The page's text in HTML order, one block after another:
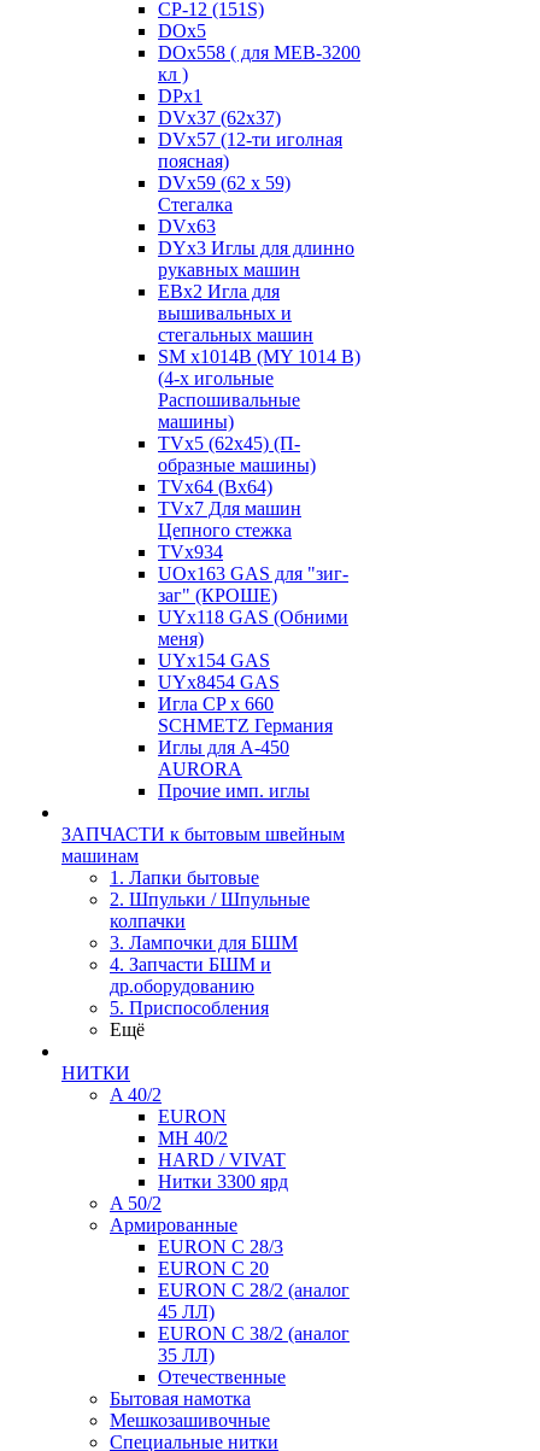
CP-12 (151S)
DOx5
DOx558 ( для MEB-3200
кл )
DPx1
DVx37 (62x37)
DVx57 (12-ти иголная
поясная)
DVx59 (62 x 59)
Стегалка
DVx63
DYx3 Иглы для длинно
рукавных машин
EBx2 Игла для
вышивальных и
стегальных машин
SM x1014B (MY 1014 B)
(4-х игольные
Распошивальные
машины)
TVх5 (62х45) (П-
образные машины)
TVх64 (Вх64)
TVх7 Для машин
Цепного стежка
TVх934
UOx163 GAS для "зиг-
заг" (КРОШЕ)
UYx118 GAS (Обними
меня)
UYx154 GAS
UYx8454 GAS
Игла CP х 660
SCHMETZ Германия
Иглы для А-450
AURORA
Прочие имп. иглы
ЗАПЧАСТИ к бытовым швейным
машинам
1. Лапки бытовые
2. Шпульки / Шпульные
колпачки
3. Лампочки для БШМ
4. Запчасти БШМ и
др.оборудованию
5. Приспособления
Ещё
НИТКИ
A 40/2
EURON
MH 40/2
HARD / VIVAT
Нитки 3300 ярд
A 50/2
Армированные
EURON C 28/3
EURON C 20
EURON C 28/2 (аналог
45 ЛЛ)
EURON C 38/2 (аналог
35 ЛЛ)
Отечественные
Бытовая намотка
Мешкозашивочные
Специальные нитки